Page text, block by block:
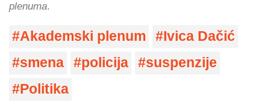
plenuma.
Akademski plenum
Ivica Dačić
smena
policija
suspenzije
Politika